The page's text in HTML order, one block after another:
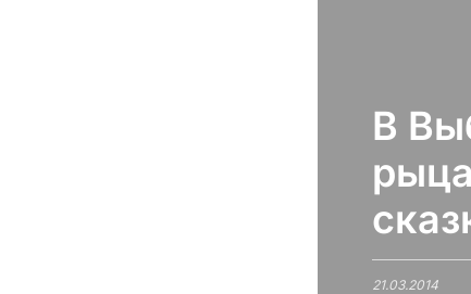
В
21.03.2014